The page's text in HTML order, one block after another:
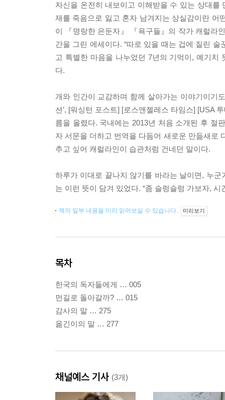
자신을 온전히 내보이고 이해받을 수 있는 상대
재를 죽음으로 잃고 혼자 남겨지는 상실감이란 어
이 『명랑한 은둔자』 『욕구들』의 작가 캐럴라
간을 그린 에세이다. “따로 있을 때는 겁에 질린
고 특별한 마음을 나누었던 7년의 기억이, 예기
다.
개와 인간이 교감하며 함께 살아가는 이야기이기
션’, [워싱턴 포스트] [로스앤젤레스 타임스] [USA
름을 올렸다. 국내에는 2013년 처음 소개된 후 절
자 서문을 더하고 번역을 다듬어 새로운 만듦새로
추고 싶어 캐럴라인이 습관처럼 건네던 말이다.
하루가 이대로 끝나지 않기를 바라는 날이면, 누
는 이런 뜻이 담겨 있었다. “좀 슬렁슬렁 가보자,
책의 일부 내용을 미리 읽어보실 수 있습니다. 미리보기
목차
한국의 독자들에게 … 005
먼길로 돌아갈까? … 015
감사의 말 … 275
옮긴이의 말 … 277
채널예스 기사 (3개)